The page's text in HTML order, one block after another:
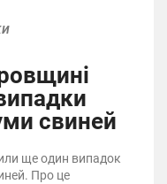
свиней
ще один випадок
Про це